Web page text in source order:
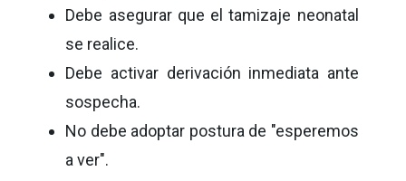
Debe asegurar que el tamizaje neonatal
se realice.
Debe activar derivación inmediata ante
sospecha.
No debe adoptar postura de "esperemos
a ver".